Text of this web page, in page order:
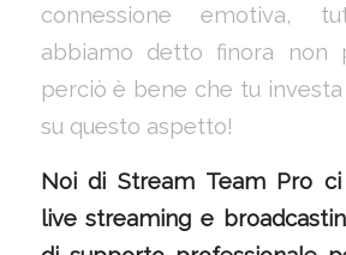
connessione emotiva,
abbiamo detto finora non
perciò è bene che tu
su questo aspetto!
Noi di Stream Team Pro
live streaming e